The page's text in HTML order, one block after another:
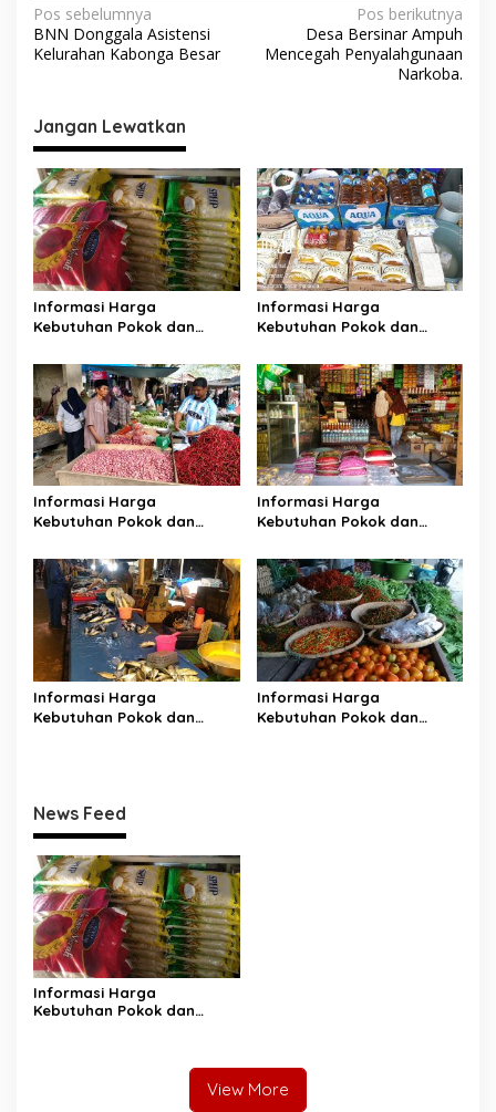
N
a
i
g
a
s
i
p
o
s
Pos sebelumnya
BNN Donggala Asistensi
Kelurahan Kabonga Besar
Pos berikutnya
Desa Bersinar Ampuh
Mencegah Penyalahgunaan
Narkoba.
Jangan Lewatkan
Informasi Harga
Kebutuhan Pokok dan
Inpres Malonda Kabupaten
Donggala Jumat, 27-07-
2026
Informasi Harga
Kebutuhan Pokok dan
Inpres Malonda Kabupaten
Donggala Jumat, 24-07-
2026
Informasi Harga
Kebutuhan Pokok dan
Inpres Malonda Kabupaten
Donggala Jumat,17-07-2026
Informasi Harga
Kebutuhan Pokok dan
Inpres Malonda Kabupaten
Donggala Senin,13-07-2026
Informasi Harga
Kebutuhan Pokok dan
Informasi Harga
Kebutuhan Pokok dan
News Feed
Informasi Harga
Kebutuhan Pokok dan
View More